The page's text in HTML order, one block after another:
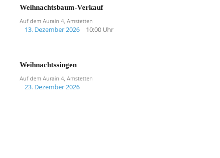
Weihnachtsbaum-Verkauf
Auf dem Aurain 4, Amstetten
13. Dezember 2026 10:00 Uhr
Weihnachtssingen
Auf dem Aurain 4, Amstetten
23. Dezember 2026